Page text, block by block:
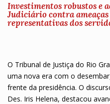
Investimentos robustos e
Judiciário contra
representativas dos
O Tribunal de Justiça do Rio
uma nova era com o
frente da presidência. O
Des. Iris Helena, destacou